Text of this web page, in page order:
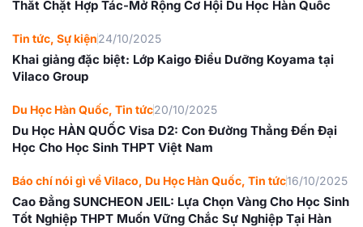
Thắt Chặt Hợp Tác-Mở Rộng Cơ Hội Du Học Hàn Quốc
Tin tức, Sự kiện24/10/2025
Khai giảng đặc biệt: Lớp Kaigo Điều Dưỡng Koyama tại
Vilaco Group
Du Học Hàn Quốc, Tin tức20/10/2025
Du Học HÀN QUỐC Visa D2: Con Đường Thẳng Đến Đại
Học Cho Học Sinh THPT Việt Nam
Báo chí nói gì về Vilaco, Du Học Hàn Quốc, Tin tức16/10/2025
Cao Đẳng SUNCHEON JEIL: Lựa Chọn Vàng Cho Học Sinh
Tốt Nghiệp THPT Muốn Vững Chắc Sự Nghiệp Tại Hàn